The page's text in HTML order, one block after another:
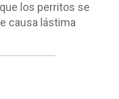
los perritos se
causa lástima